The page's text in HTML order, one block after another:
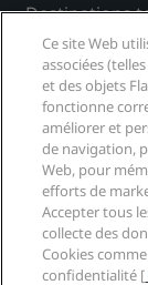
Destinations
Liens rapides
Affaires
Légal
Aide
Ce site Web
associées
et des objets
fonctionne
améliorer et
de navigation,
Web, pour
efforts de
Accepter tous
collecte des
Cookies
confidentialité [